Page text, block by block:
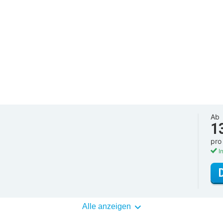
Ab
Alle anzeigen